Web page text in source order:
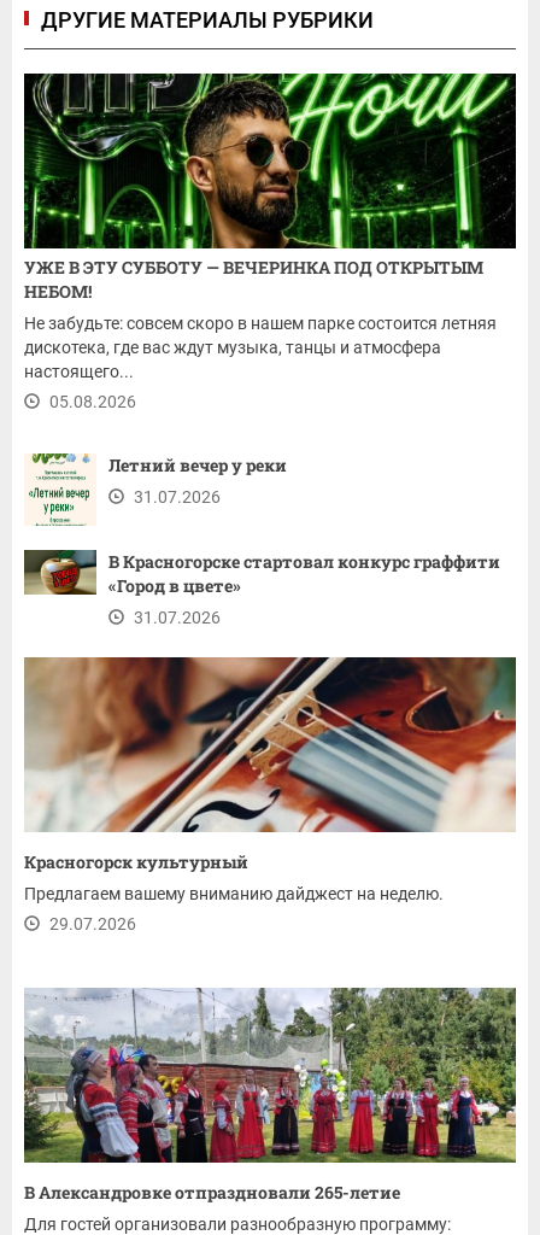
ДРУГИЕ МАТЕРИАЛЫ РУБРИКИ
УЖЕ В ЭТУ СУББОТУ — ВЕЧЕРИНКА ПОД ОТКРЫТЫМ
НЕБОМ!
Не забудьте: совсем скоро в нашем парке состоится летняя
дискотека, где вас ждут музыка, танцы и атмосфера
настоящего...
05.08.2026
Летний вечер у реки
31.07.2026
В Красногорске стартовал конкурс граффити
«Город в цвете»
31.07.2026
Красногорск культурный
Предлагаем вашему вниманию дайджест на неделю.
29.07.2026
В Александровке отпраздновали 265-летие
Для гостей организовали разнообразную программу: